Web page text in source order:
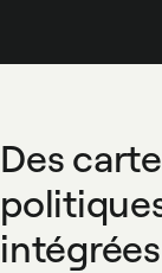
Des
intégrées